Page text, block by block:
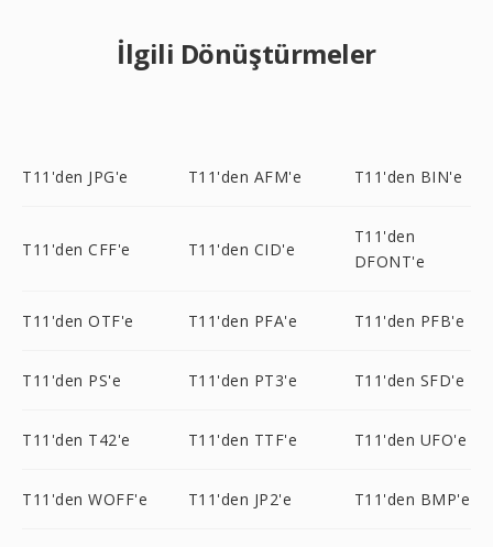
İlgili Dönüştürmeler
T11'den JPG'e T11'den AFM'e T11'den BIN'e
T11'den CFF'e T11'den CID'e
T11'den
DFONT'e
T11'den OTF'e T11'den PFA'e T11'den PFB'e
T11'den PS'e T11'den PT3'e T11'den SFD'e
T11'den T42'e T11'den TTF'e T11'den UFO'e
T11'den WOFF'e T11'den JP2'e T11'den BMP'e